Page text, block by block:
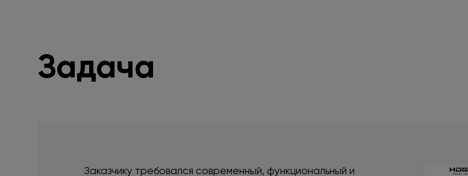
Задача
Заказчику требовался современный, функциональный и